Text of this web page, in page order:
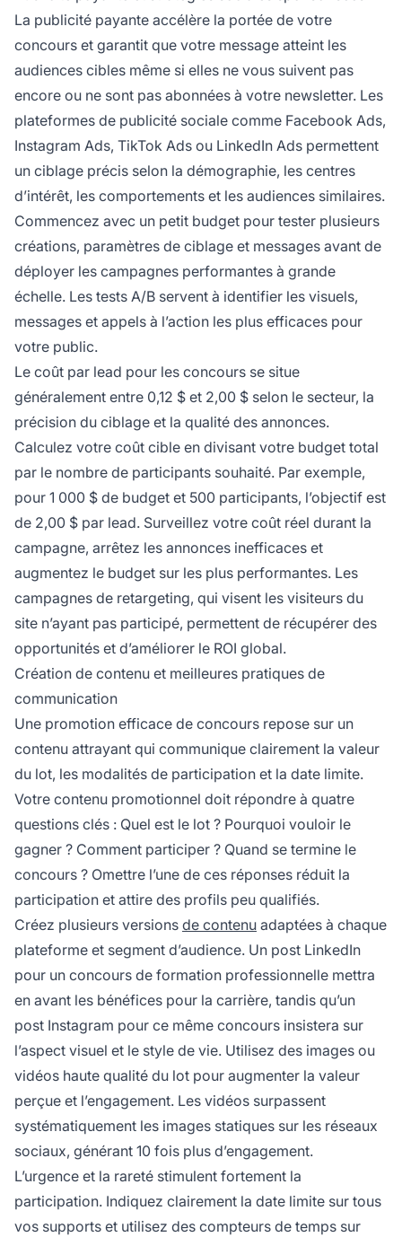
La publicité payante accélère la portée de votre
concours et garantit que votre message atteint les
audiences cibles même si elles ne vous suivent pas
encore ou ne sont pas abonnées à votre newsletter. Les
plateformes de publicité sociale comme Facebook Ads,
Instagram Ads, TikTok Ads ou LinkedIn Ads permettent
un ciblage précis selon la démographie, les centres
d’intérêt, les comportements et les audiences similaires.
Commencez avec un petit budget pour tester plusieurs
créations, paramètres de ciblage et messages avant de
déployer les campagnes performantes à grande
échelle. Les tests A/B servent à identifier les visuels,
messages et appels à l’action les plus efficaces pour
votre public.
Le coût par lead pour les concours se situe
généralement entre 0,12 $ et 2,00 $ selon le secteur, la
précision du ciblage et la qualité des annonces.
Calculez votre coût cible en divisant votre budget total
par le nombre de participants souhaité. Par exemple,
pour 1 000 $ de budget et 500 participants, l’objectif est
de 2,00 $ par lead. Surveillez votre coût réel durant la
campagne, arrêtez les annonces inefficaces et
augmentez le budget sur les plus performantes. Les
campagnes de retargeting, qui visent les visiteurs du
site n’ayant pas participé, permettent de récupérer des
opportunités et d’améliorer le ROI global.
Création de contenu et meilleures pratiques de
communication
Une promotion efficace de concours repose sur un
contenu attrayant qui communique clairement la valeur
du lot, les modalités de participation et la date limite.
Votre contenu promotionnel doit répondre à quatre
questions clés : Quel est le lot ? Pourquoi vouloir le
gagner ? Comment participer ? Quand se termine le
concours ? Omettre l’une de ces réponses réduit la
participation et attire des profils peu qualifiés.
Créez plusieurs versions de contenu adaptées à chaque
plateforme et segment d’audience. Un post LinkedIn
pour un concours de formation professionnelle mettra
en avant les bénéfices pour la carrière, tandis qu’un
post Instagram pour ce même concours insistera sur
l’aspect visuel et le style de vie. Utilisez des images ou
vidéos haute qualité du lot pour augmenter la valeur
perçue et l’engagement. Les vidéos surpassent
systématiquement les images statiques sur les réseaux
sociaux, générant 10 fois plus d’engagement.
L’urgence et la rareté stimulent fortement la
participation. Indiquez clairement la date limite sur tous
vos supports et utilisez des compteurs de temps sur